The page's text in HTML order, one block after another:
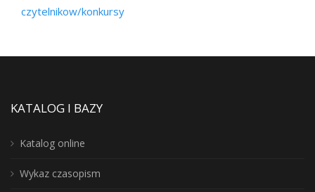
czytelnikow/konkursy
KATALOG I BAZY
Katalog online
Wykaz czasopism